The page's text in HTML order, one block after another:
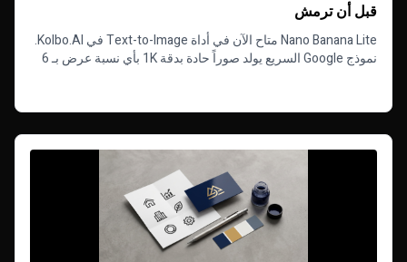
قبل أن ترمش
Nano Banana Lite متاح الآن في أداة Text-to-Image في Kolbo.AI.
نموذج Google السريع يولد صوراً حادة بدقة 1K بأي نسبة عرض بـ 6